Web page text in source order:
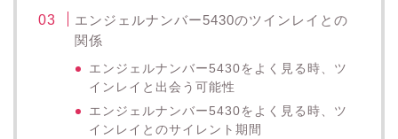
エンジェルナンバー5430のツインレイとの
関係
エンジェルナンバー5430をよく見る時、ツ
インレイと出会う可能性
エンジェルナンバー5430をよく見る時、ツ
インレイとのサイレント期間